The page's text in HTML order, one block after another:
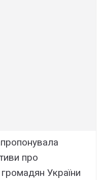
про
України